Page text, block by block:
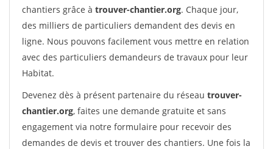
chantiers grâce à trouver-chantier.org. Chaque jour,
des milliers de particuliers demandent des devis en
ligne. Nous pouvons facilement vous mettre en relation
avec des particuliers demandeurs de travaux pour leur
Habitat.
Devenez dès à présent partenaire du réseau trouver-
chantier.org, faites une demande gratuite et sans
engagement via notre formulaire pour recevoir des
demandes de devis et trouver des chantiers. Une fois la